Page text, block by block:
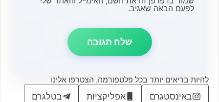
לפעם הבאה שאגיב.
להיות בריאים יותר בכל פלטפורמה, הצטרפו אלינו
באינסטגרם אפליקציות בטלגרם